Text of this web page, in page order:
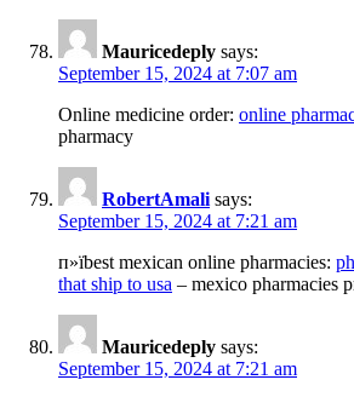
Mauricedeply says:
September 15, 2024 at 7:07 am
Online medicine order: online
pharmacy
RobertAmali says:
September 15, 2024 at 7:21 am
п»їbest mexican online pharmacies:
that ship to usa – mexico pharmacies
Mauricedeply says:
September 15, 2024 at 7:21 am